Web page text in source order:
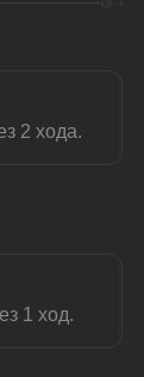
2 хода.
1 ход.